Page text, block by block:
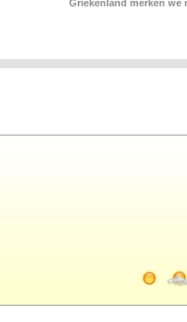
Griekenland merken we